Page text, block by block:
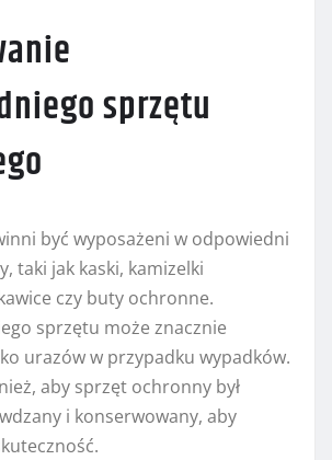
sprzętu
być wyposażeni w odpowiedni
taki jak kaski, kamizelki
czy buty ochronne.
sprzętu może znacznie
urazów w przypadku wypadków.
aby sprzęt ochronny był
i konserwowany, aby